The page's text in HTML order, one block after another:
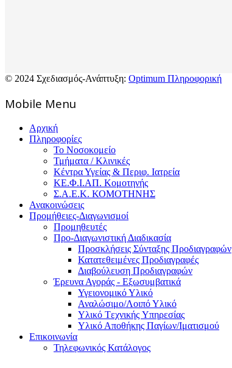
© 2024 Σχεδιασμός-Ανάπτυξη: Optimum Πληροφορική
Mοbile Menu
Αρχική
Πληροφορίες
Το Νοσοκομείο
Τμήματα / Κλινικές
Κέντρα Υγείας & Περιφ. Ιατρεία
ΚΕ.Φ.Ι.ΑΠ. Κομοτηνής
Σ.Α.Ε.Κ. ΚΟΜΟΤΗΝΗΣ
Ανακοινώσεις
Προμήθειες-Διαγωνισμοί
Προμηθευτές
Προ-Διαγωνιστική Διαδικασία
Προσκλήσεις Σύνταξης Προδιαγραφών
Κατατεθειμένες Προδιαγραφές
Διαβούλευση Προδιαγραφών
Έρευνα Αγοράς - Εξωσυμβατικά
Υγειονομικό Υλικό
Αναλώσιμο/Λοιπό Υλικό
Υλικό Tεχνικής Yπηρεσίας
Υλικό Αποθήκης Παγίων/Ιματισμού
Επικοινωνία
Τηλεφωνικός Κατάλογος